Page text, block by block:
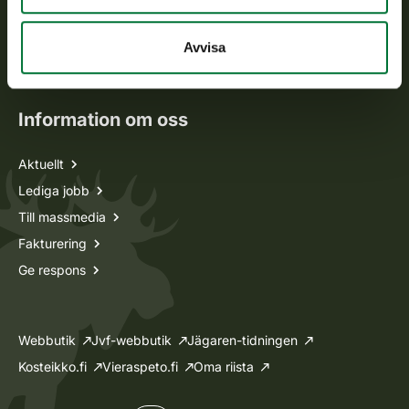
Avvisa
Jaktkort
Ansökan om licenser och dispenser
Information om oss
Aktuellt
Lediga jobb
Till massmedia
Fakturering
Ge respons
Webbutik Jvf-webbutik
Jägaren-tidningen
Kosteikko.fi
Vieraspeto.fi Oma riista